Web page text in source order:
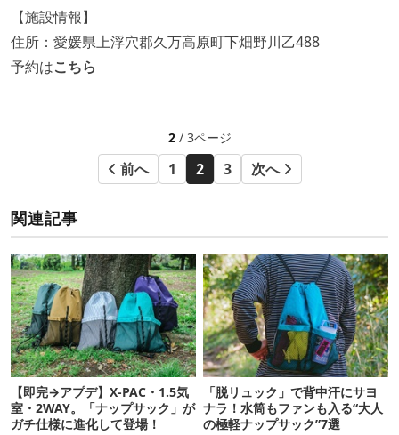
【施設情報】
住所：愛媛県上浮穴郡久万高原町下畑野川乙488
予約はこちら
2/ 3ページ
前へ 1 2 3 次へ
関連記事
【即完→アプデ】X-PAC・1.5気
室・2WAY。「ナップサック」が
ガチ仕様に進化して登場！
「脱リュック」で背中汗にサヨ
ナラ！水筒もファンも入る“大人
の極軽ナップサック”7選